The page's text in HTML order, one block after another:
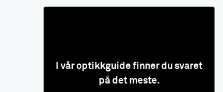
I vår optikkguide finner du svaret
på det meste.